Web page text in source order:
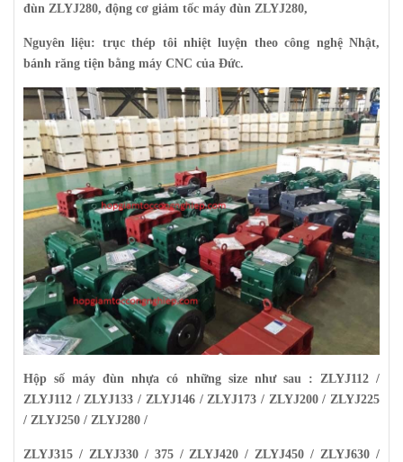
đùn ZLYJ280, động cơ giảm tốc máy đùn ZLYJ280,
Nguyên liệu: trục thép tôi nhiệt luyện theo công nghệ Nhật,
bánh răng tiện bằng máy CNC của Đức.
Hộp số máy đùn nhựa có những size như sau : ZLYJ112 /
ZLYJ112 / ZLYJ133 / ZLYJ146 / ZLYJ173 / ZLYJ200 / ZLYJ225
/ ZLYJ250 / ZLYJ280 /
ZLYJ315 / ZLYJ330 / 375 / ZLYJ420 / ZLYJ450 / ZLYJ630 /